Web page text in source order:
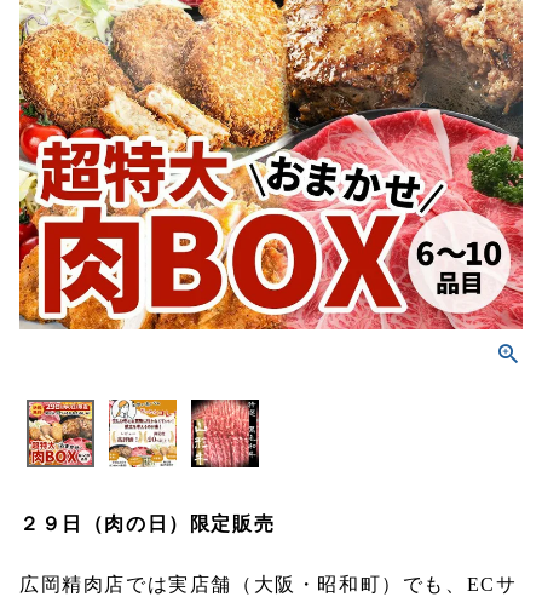
２９日（肉の日）限定販売
広岡精肉店では実店舗（大阪・昭和町）でも、ECサ